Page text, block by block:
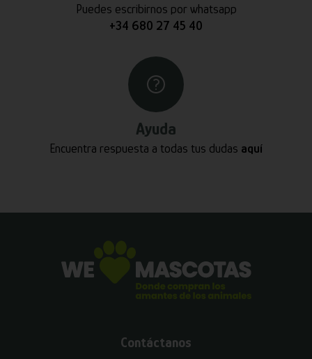
Puedes escribirnos por whatsapp
+34 680 27 45 40
Ayuda
Encuentra respuesta a todas tus dudas aquí
Contáctanos